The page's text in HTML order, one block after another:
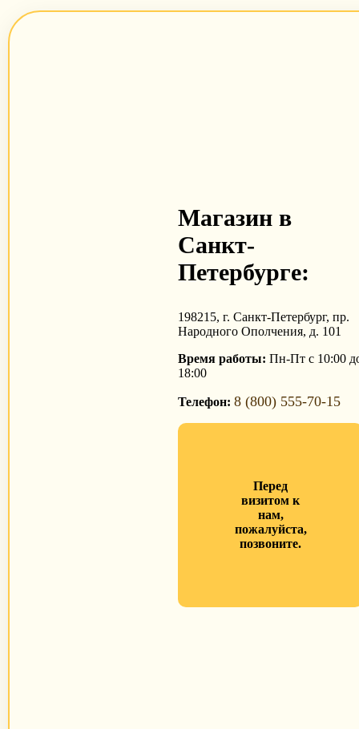
Магазин в
Санкт-
Петербурге:
198215, г. Санкт-Петербург, пр.
Народного Ополчения, д. 101
Время работы: Пн-Пт с 10:00
18:00
Телефон:8 (800) 555-70-15
Перед
визитом к
нам,
пожалуйста,
позвоните.